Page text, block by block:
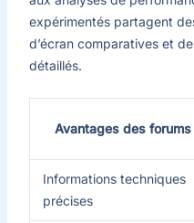
expérimentés partagent
d’écran comparatives et
détaillés.
Avantages des forums
Informations techniques
précises